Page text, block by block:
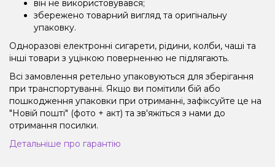
він не використовувався;
збережено товарний вигляд та оригінальну
упаковку.
Одноразові електронні сигарети, рідини, колби, чаші та
інші товари з уцінкою поверненню не підлягають.
Всі замовлення ретельно упаковуються для зберігання
при транспортуванні. Якщо ви помітили бій або
пошкодження упаковки при отриманні, зафіксуйте це на
"Новій пошті" (фото + акт) та зв'яжіться з нами до
отримання посилки.
Детальніше про гарантію